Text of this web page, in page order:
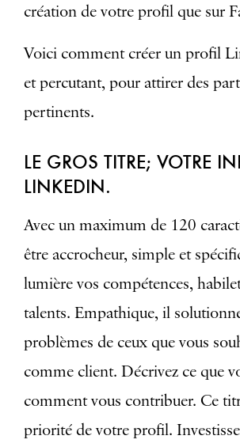
création de votre profil que sur
Voici comment créer un profil
et percutant, pour attirer des
pertinents.
LE GROS TITRE; VOTRE
LINKEDIN.
Avec un maximum de 120
être accrocheur, simple et
lumière vos compétences,
talents. Empathique, il
problèmes de ceux que vous
comme client. Décrivez ce que
comment vous contribuer. Ce
priorité de votre profil.